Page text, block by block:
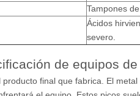
Tampones
Ácidos
severo.
de equipos
final que fabrica. El